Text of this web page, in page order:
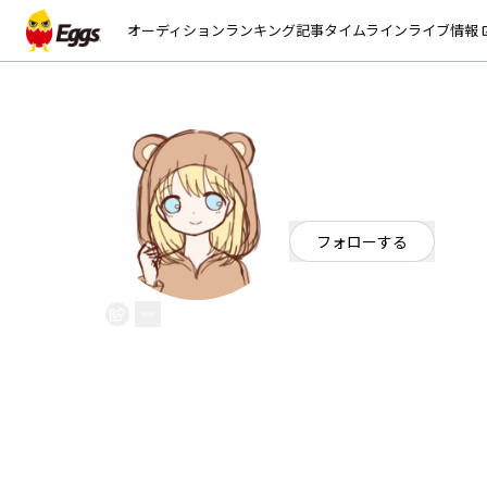
オーディションランキング記事タイムラインライブ情報
フォローする